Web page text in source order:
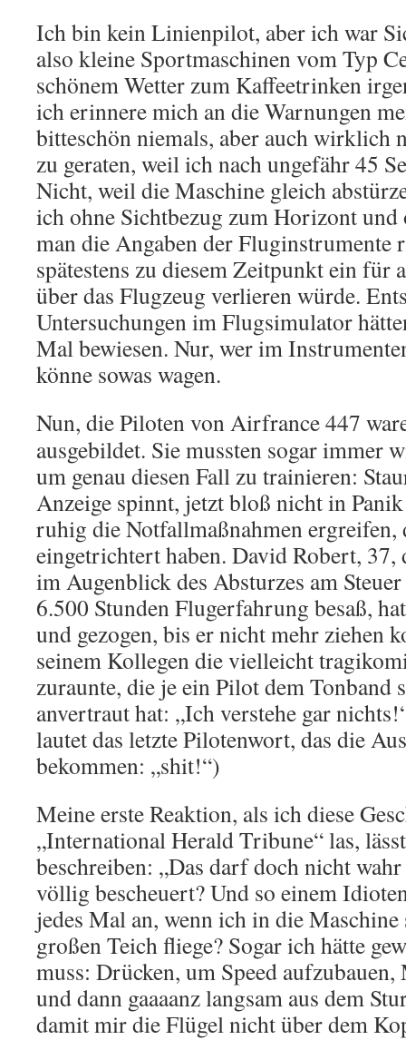
Ich bin kein Linienpilot, aber ich war
also kleine Sportmaschinen vom Typ
schönem Wetter zum Kaffeetrinken
ich erinnere mich an die Warnungen
bitteschön niemals, aber auch wirklich
zu geraten, weil ich nach ungefähr 45
Nicht, weil die Maschine gleich
ich ohne Sichtbezug zum Horizont
man die Angaben der Fluginstrumente
spätestens zu diesem Zeitpunkt ein für
über das Flugzeug verlieren würde.
Untersuchungen im Flugsimulator
Mal bewiesen. Nur, wer im
könne sowas wagen.
Nun, die Piloten von Airfrance 447
ausgebildet. Sie mussten sogar immer
um genau diesen Fall zu trainieren:
Anzeige spinnt, jetzt bloß nicht in
ruhig die Notfallmaßnahmen
eingetrichtert haben. David Robert,
im Augenblick des Absturzes am
6.500 Stunden Flugerfahrung besaß,
und gezogen, bis er nicht mehr ziehen
seinem Kollegen die vielleicht
zuraunte, die je ein Pilot dem Tonband
anvertraut hat: „Ich verstehe gar
lautet das letzte Pilotenwort, das die
bekommen: „shit!“)
Meine erste Reaktion, als ich diese
„International Herald Tribune“ las,
beschreiben: „Das darf doch nicht
völlig bescheuert? Und so einem
jedes Mal an, wenn ich in die Maschine
großen Teich fliege? Sogar ich hätte
muss: Drücken, um Speed
und dann gaaaanz langsam aus dem
damit mir die Flügel nicht über dem